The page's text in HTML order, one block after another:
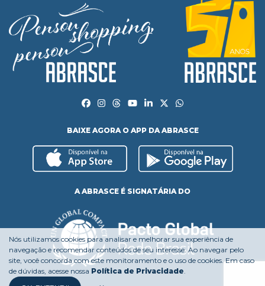
BAIXE AGORA O APP DA ABRASCE
A ABRASCE É SIGNATÁRIA DO
Nós utilizamos cookies para analisar e melhorar sua experiência de
navegação e recomendar conteúdos de seu interesse. Ao navegar pelo
site, você concorda com este monitoramento e o uso de cookies. Em caso
de dúvidas, acesse nossa Política de Privacidade.